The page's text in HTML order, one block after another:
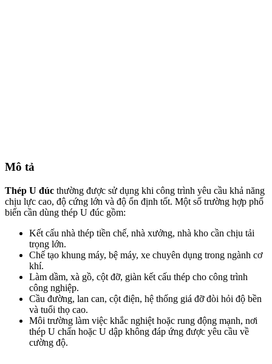
Mô tả
Thép U đúc thường được sử dụng khi công trình yêu cầu khả năng
chịu lực cao, độ cứng lớn và độ ổn định tốt. Một số trường hợp phổ
biến cần dùng thép U đúc gồm:
Kết cấu nhà thép tiền chế, nhà xưởng, nhà kho cần chịu tải
trọng lớn.
Chế tạo khung máy, bệ máy, xe chuyên dụng trong ngành cơ
khí.
Làm dầm, xà gồ, cột đỡ, giàn kết cấu thép cho công trình
công nghiệp.
Cầu đường, lan can, cột điện, hệ thống giá đỡ đòi hỏi độ bền
và tuổi thọ cao.
Môi trường làm việc khắc nghiệt hoặc rung động mạnh, nơi
thép U chấn hoặc U dập không đáp ứng được yêu cầu về
cường độ.